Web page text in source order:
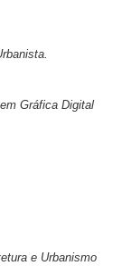
Gráfica Digital
e Urbanismo